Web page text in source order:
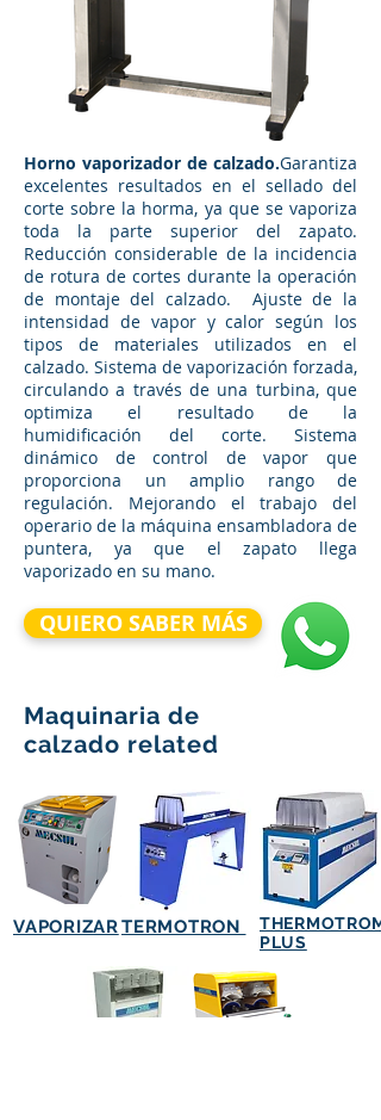
Horno vaporizador de calzado.Garantiza
excelentes resultados en el sellado del
corte sobre la horma, ya que se vaporiza
toda la parte superior del zapato.
Reducción considerable de la incidencia
de rotura de cortes durante la operación
de montaje del calzado. Ajuste de la
intensidad de vapor y calor según los
tipos de materiales utilizados en el
calzado. Sistema de vaporización forzada,
circulando a través de una turbina, que
optimiza el resultado de la
humidificación del corte. Sistema
dinámico de control de vapor que
proporciona un amplio rango de
regulación. Mejorando el trabajo del
operario de la máquina ensambladora de
puntera, ya que el zapato llega
vaporizado en su mano.
Maquinaria de
calzado related
QUIERO SABER MÁS
VAPORIZARTERMOTRON
THERMOTROM
PLUS